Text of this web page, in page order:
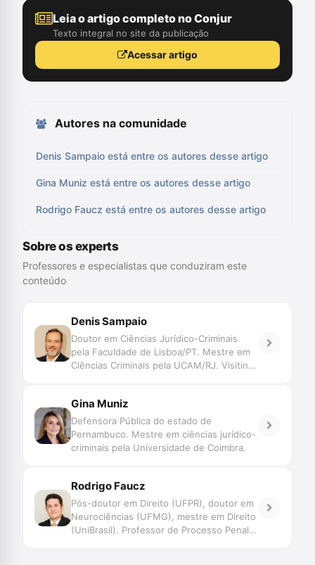
Leia o artigo completo no Conjur
Texto integral no site da publicação
Acessar artigo
Autores na comunidade
Denis Sampaio está entre os autores desse artigo
Gina Muniz está entre os autores desse artigo
Rodrigo Faucz está entre os autores desse artigo
Sobre os experts
Professores e especialistas que conduziram este
conteúdo
Denis Sampaio
Doutor em Ciências Jurídico-Criminais
pela Faculdade de Lisboa/PT. Mestre em
Ciências Criminais pela UCAM/RJ. Visiting
em Direito Penal e Ciências Criminais da
Faculdade de Lisboa/PT. Professor de
Processo Penal (Pós- Graduação PUC.
UCAM. Escola Superior da Defensoria
Defensor Público do Rio de Janeiro. Ex-
Presidente da Comissão Criminal do
Colégio Nacional das Defensorias Gerais.
Membro Honorário do Instituto dos
Gina Muniz
Defensora Pública do estado de
Pernambuco. Mestre em ciências jurídico-
criminais pela Universidade de Coimbra.
Rodrigo Faucz
Pós-doutor em Direito (UFPR), doutor em
Neurociências (UFMG), mestre em Direito
(UniBrasil). Professor de Processo Penal e